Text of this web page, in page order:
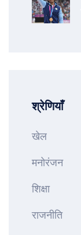
श्रेणियाँ
खेल
मनोरंजन
शिक्षा
राजनीति